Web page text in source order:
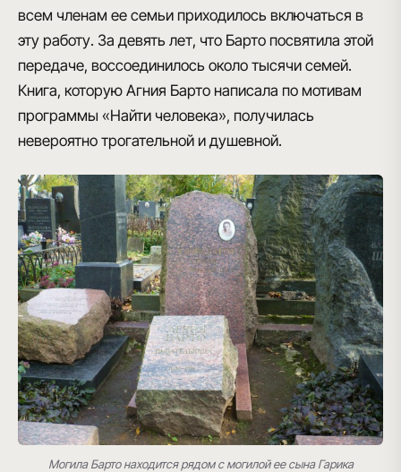
всем членам ее семьи приходилось включаться в
эту работу. За девять лет, что Барто посвятила этой
передаче, воссоединилось около тысячи семей.
Книга, которую Агния Барто написала по мотивам
программы «Найти человека», получилась
невероятно трогательной и душевной.
Могила Барто находится рядом с могилой ее сына Гарика